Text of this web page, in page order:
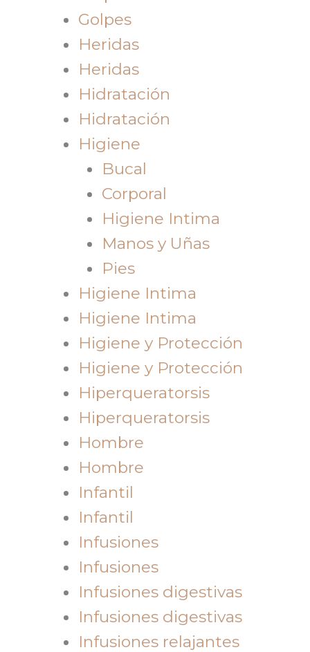
Golpes
Heridas
Heridas
Hidratación
Hidratación
Higiene
Bucal
Corporal
Higiene Intima
Manos y Uñas
Pies
Higiene Intima
Higiene Intima
Higiene y Protección
Higiene y Protección
Hiperqueratorsis
Hiperqueratorsis
Hombre
Hombre
Infantil
Infantil
Infusiones
Infusiones
Infusiones digestivas
Infusiones digestivas
Infusiones relajantes